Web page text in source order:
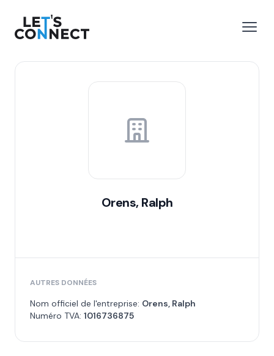
Let's Connect
le menu
Orens, Ralph
AUTRES DONNÉES
Nom officiel de l'entreprise: Orens, Ralph
Numéro TVA: 1016736875